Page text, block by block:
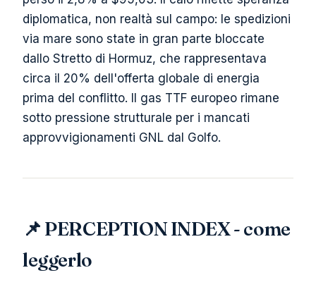
diplomatica, non realtà sul campo: le spedizioni
via mare sono state in gran parte bloccate
dallo Stretto di Hormuz, che rappresentava
circa il 20% dell'offerta globale di energia
prima del conflitto. Il gas TTF europeo rimane
sotto pressione strutturale per i mancati
approvvigionamenti GNL dal Golfo.
📌 PERCEPTION INDEX - come
leggerlo